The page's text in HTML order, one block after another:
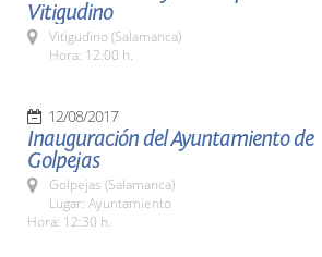
Vitigudino
Vitigudino (Salamanca)
Hora: 12:00 h.
12/08/2017
Inauguración del Ayuntamiento de
Golpejas
Golpejas (Salamanca)
Lugar: Ayuntamiento
Hora: 12:30 h.